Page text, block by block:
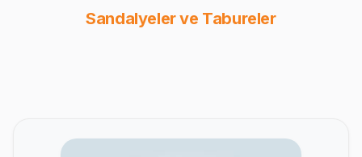
Sandalyeler ve Tabureler